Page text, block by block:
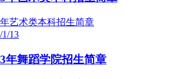
1/13
年舞蹈学院招生简章